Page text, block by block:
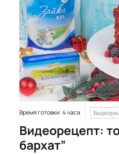
Время готовки: 4 часа
Видеорецепт:
бархат”